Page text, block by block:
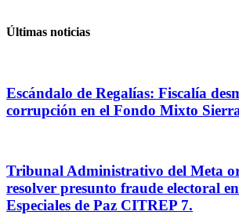
Últimas noticias
Escándalo de Regalías: Fiscalía
corrupción en el Fondo Mixto
Tribunal Administrativo del Meta
resolver presunto fraude electoral
Especiales de Paz CITREP 7.